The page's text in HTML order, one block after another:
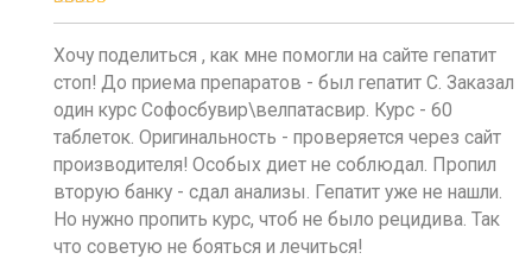
Оценка5из
Хочу поделиться , как мне помогли на сайте гепатит
стоп! До приема препаратов - был гепатит С. Заказал
один курс Софосбувир\велпатасвир. Курс - 60
таблеток. Оригинальность - проверяется через сайт
производителя! Особых диет не соблюдал. Пропил
вторую банку - сдал анализы. Гепатит уже не нашли.
Но нужно пропить курс, чтоб не было рецидива. Так
что советую не бояться и лечиться!